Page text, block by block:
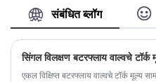
तुम्हाला मदत
जुन्या ग्राहकांचे
आहे!
संबंधित ब्लॉग
सिंगल विलक्षण बटरफ्लाय वाल्वचे टॉर्क
एकल विक्षिप्त बटरफ्लाय वाल्वचे टॉर्क मूल्य